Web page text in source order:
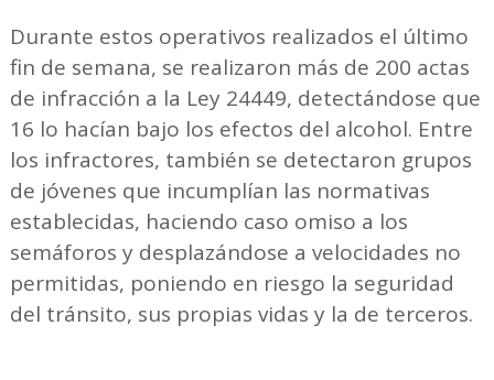
Durante estos operativos realizados el último
fin de semana, se realizaron más de 200 actas
de infracción a la Ley 24449, detectándose que
16 lo hacían bajo los efectos del alcohol. Entre
los infractores, también se detectaron grupos
de jóvenes que incumplían las normativas
establecidas, haciendo caso omiso a los
semáforos y desplazándose a velocidades no
permitidas, poniendo en riesgo la seguridad
del tránsito, sus propias vidas y la de terceros.